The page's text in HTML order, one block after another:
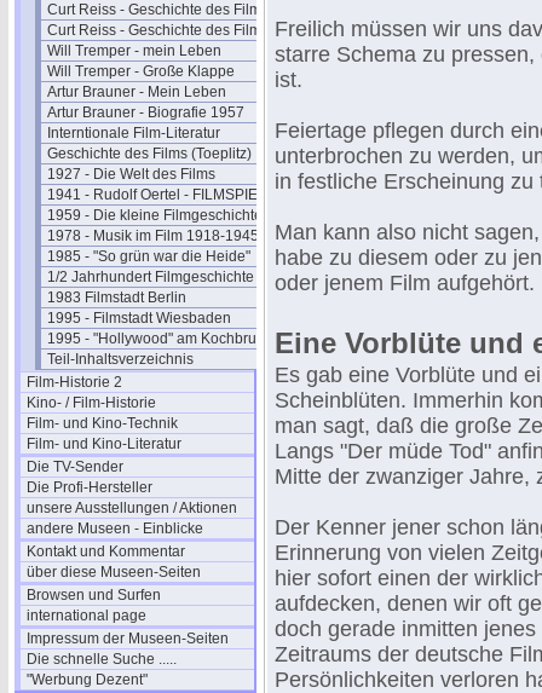
Curt Reiss - Geschichte des Films I
Curt Reiss - Geschichte des Films II
Will Tremper - mein Leben
Will Tremper - Große Klappe
Artur Brauner - Mein Leben
Artur Brauner - Biografie 1957
Interntionale Film-Literatur
Geschichte des Films (Toeplitz)
1927 - Die Welt des Films
1941 - Rudolf Oertel - FILMSPIEGEL
1959 - Die kleine Filmgeschichte
1978 - Musik im Film 1918-1945
1985 - "So grün war die Heide"
1/2 Jahrhundert Filmgeschichte
1983 Filmstadt Berlin
1995 - Filmstadt Wiesbaden
1995 - "Hollywood" am Kochbrunnen
Teil-Inhaltsverzeichnis
Film-Historie 2
Kino- / Film-Historie
Film- und Kino-Technik
Film- und Kino-Literatur
Die TV-Sender
Die Profi-Hersteller
unsere Ausstellungen / Aktionen
andere Museen - Einblicke
Kontakt und Kommentar
über diese Museen-Seiten
Browsen und Surfen
international page
Impressum der Museen-Seiten
Die schnelle Suche .....
"Werbung Dezent"
Freilich müssen wir uns
starre Schema zu
ist.
Feiertage pflegen durch
unterbrochen zu werden,
in festliche Erscheinung zu
Man kann also nicht
habe zu diesem oder zu
oder jenem Film aufgehört.
Eine Vorblüte und
Es gab eine Vorblüte und
Scheinblüten. Immerhin
man sagt, daß die große
Langs "Der müde Tod"
Mitte der zwanziger Jahre,
Der Kenner jener schon
Erinnerung von vielen
hier sofort einen der
aufdecken, denen wir oft
doch gerade inmitten
Zeitraums der deutsche
Persönlichkeiten verloren